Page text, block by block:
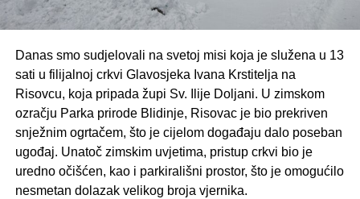
nego i snažno duhovno središte koje iz godine u godinu
okuplja sve veći broj vjernika, čuvajući uspomenu na
djevojku koja je svojim životom postala trajni simbol vjere,
čistoće i vjernosti.
Danas smo sudjelovali na svetoj misi koja je služena u 13
sati u filijalnoj crkvi Glavosjeka Ivana Krstitelja na
Risovcu, koja pripada župi Sv. Ilije Doljani. U zimskom
ozračju Parka prirode Blidinje, Risovac je bio prekriven
snježnim ogrtačem, što je cijelom događaju dalo poseban
ugođaj. Unatoč zimskim uvjetima, pristup crkvi bio je
uredno očišćen, kao i parkirališni prostor, što je omogućilo
nesmetan dolazak velikog broja vjernika.